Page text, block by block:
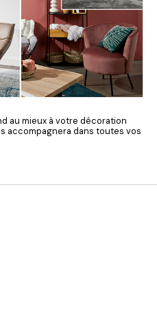
au mieux à votre décoration
accompagnera dans toutes vos